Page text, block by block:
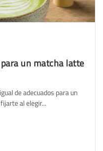
un matcha latte
de adecuados para un
al elegir...